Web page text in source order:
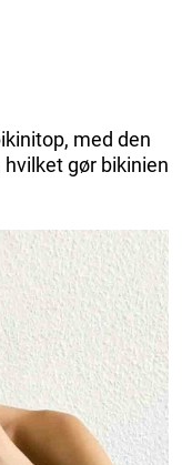
med den
hvilket gør bikinien